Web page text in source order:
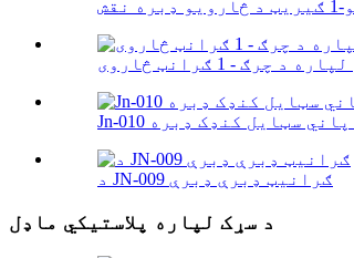
د چرګ - 1 ګرانټ څاروی
د JN-009 ګرانیټ ډبرې ډبرې
د سړک لپاره پلاستيکي ماډل